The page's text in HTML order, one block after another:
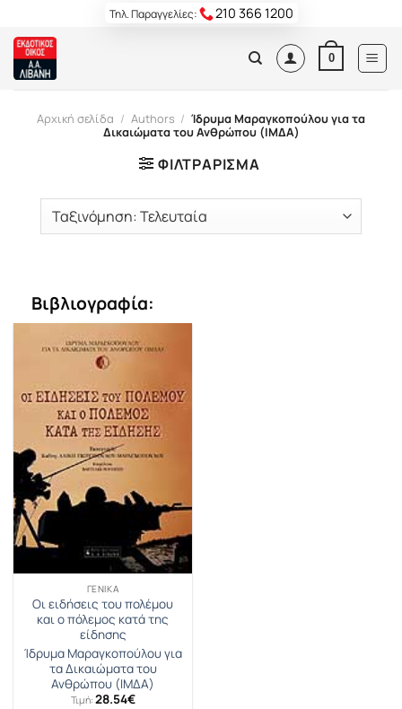
content
Τηλ. Παραγγελίες: 210 366 1200
0
Αρχική σελίδα / Authors / Ίδρυμα Μαραγκοπούλου για τα
Δικαιώματα του Ανθρώπου (ΙΜΔΑ)
ΦΙΛΤΡΆΡΙΣΜΑ
Βιβλιογραφία:
ΓΕΝΙΚΆ
Οι ειδήσεις του πολέμου
και ο πόλεμος κατά της
είδησης
Ίδρυμα Μαραγκοπούλου για
τα Δικαιώματα του
Ανθρώπου (ΙΜΔΑ)
Τιμή: 28.54€